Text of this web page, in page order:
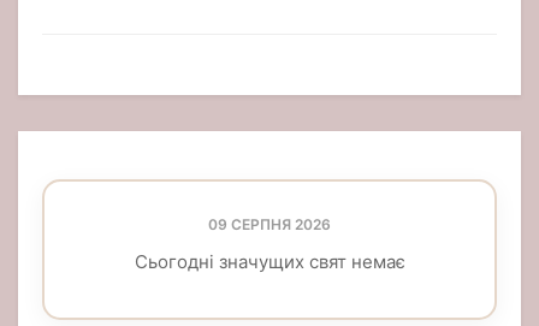
09 СЕРПНЯ 2026
Сьогодні значущих свят немає